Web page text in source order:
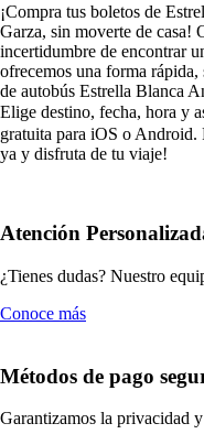
¡Compra tus boletos de
Garza, sin moverte de casa!
incertidumbre de encontrar
ofrecemos una forma
de autobús Estrella Blanca
Elige destino, fecha, hora y
gratuita para iOS o Android.
ya y disfruta de tu viaje!
Atención
¿Tienes dudas? Nuestro
Conoce más
Métodos de pago
Garantizamos la privacidad